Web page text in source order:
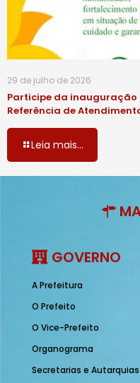
29 de julho de 2026
Participe da inauguração
Referência de
Leia mais...
GOVERNO
A Prefeitura
O Prefeito
O Vice-Prefeito
Organograma
Secretarias e Autarquias